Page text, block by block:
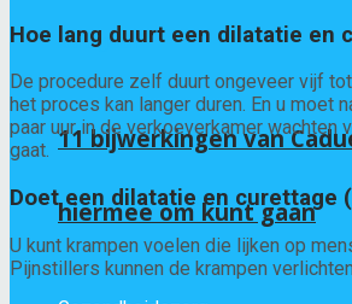
11 bijwerkingen van
hiermee om kunt gaan
Hoe lang duurt een dilatatie en
De procedure zelf duurt ongeveer vijf
het proces kan langer duren. En u moet
paar uur in de verkoeverkamer wachten
gaat.
Doet een dilatatie en curettage
U kunt krampen voelen die lijken op
Pijnstillers kunnen de krampen